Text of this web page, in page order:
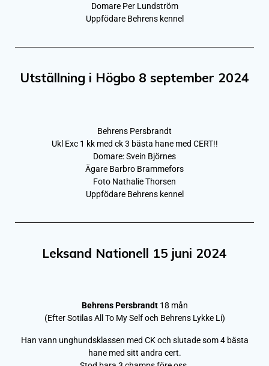
Domare Per Lundström
Uppfödare Behrens kennel
Utställning i Högbo 8 september 2024
Behrens Persbrandt
Ukl Exc 1 kk med ck 3 bästa hane med CERT!!
Domare: Svein Björnes
Ägare Barbro Brammefors
Foto Nathalie Thorsen
Uppfödare Behrens kennel
Leksand Nationell 15 juni 2024
Behrens Persbrandt18 mån
(Efter Sotilas All To My Self och Behrens Lykke Li)
Han vann unghundsklassen med CK och slutade som 4 bästa
hane med sitt andra cert.